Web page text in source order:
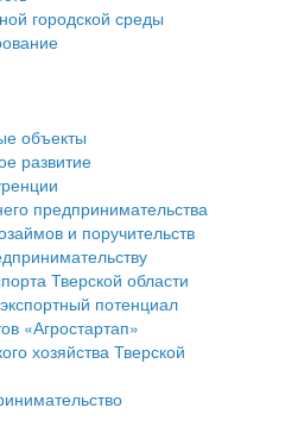
области
муниципального округа
регламентов
ранее учтенных
субъектов малого и
субъектов малого и
городской среды
объекты
развитие
предпринимательства
и поручительств
Тверской области
потенциал
«Агростартап»
хозяйства Тверской